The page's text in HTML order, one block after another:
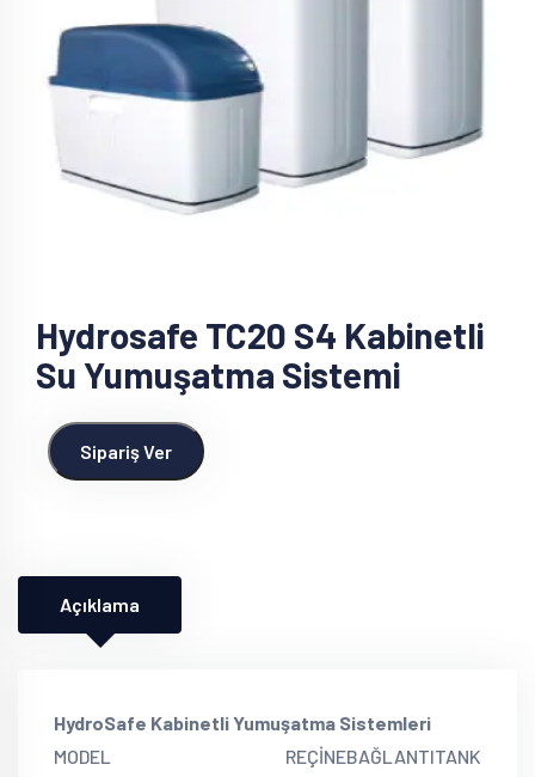
Hydrosafe TC20 S4 Kabinetli
Su Yumuşatma Sistemi
Sipariş Ver
Açıklama
HydroSafe Kabinetli Yumuşatma Sistemleri
MODEL
REÇİNEBAĞLANTITANK